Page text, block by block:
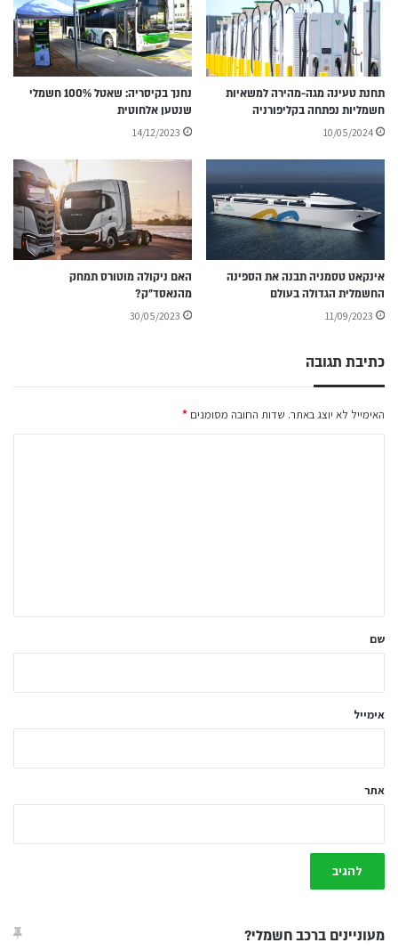
תחנת טעינה מגה-מהירה למשאיות
חשמליות נפתחה בקליפורניה
10/05/2024
נחנך בקיסריה: שאטל 100% חשמלי
שנטען אלחוטית
14/12/2023
אינקאט טסמניה תבנה את הספינה
החשמלית הגדולה בעולם
11/09/2023
האם ניקולה מוטורס תמחק
מהנאסד״ק?
30/05/2023
כתיבת תגובה
האימייל לא יוצג באתר. שדות החובה מסומנים *
ל
שם
אימייל
אתר
מעוניינים ברכב חשמלי?